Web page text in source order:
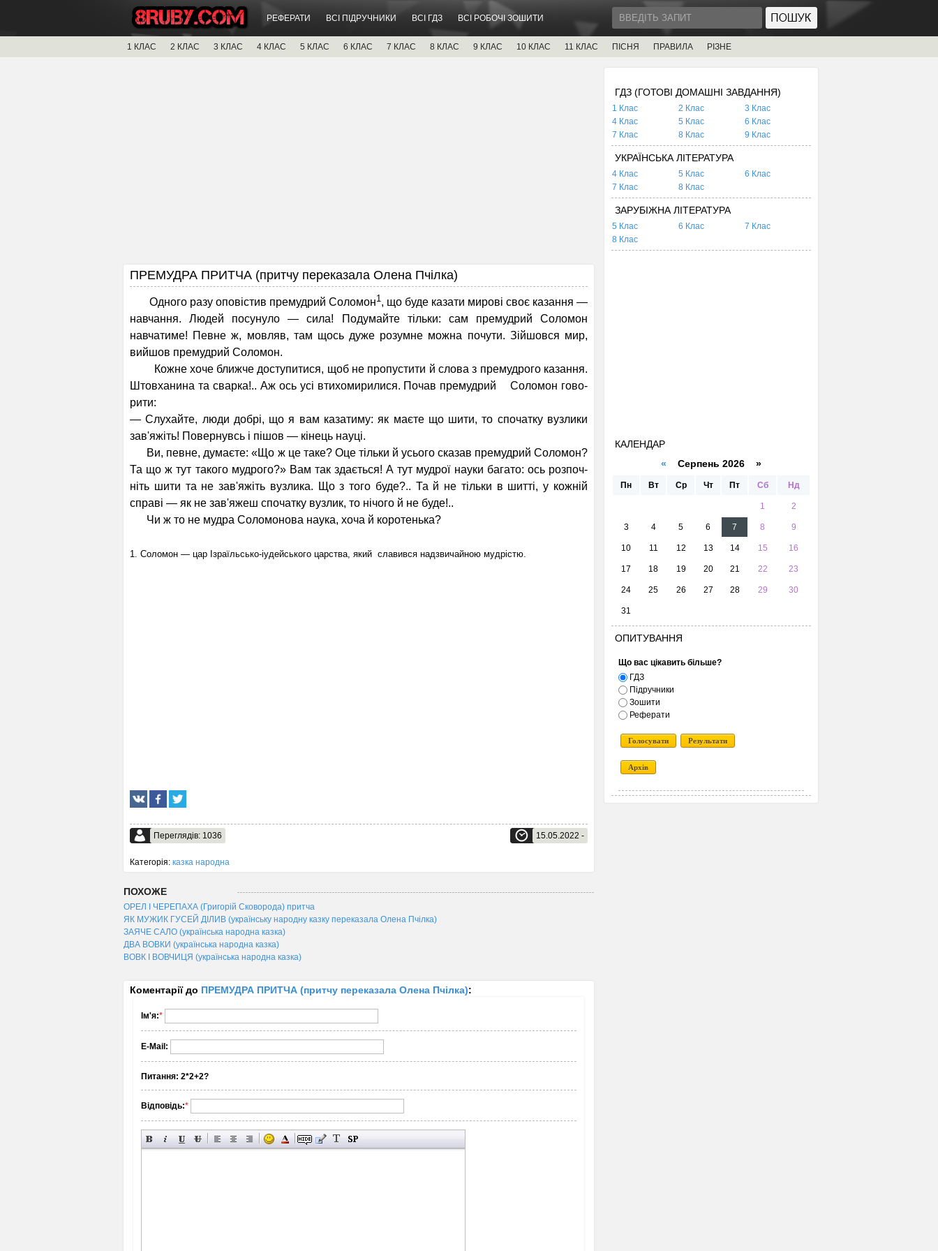
РЕФЕРАТИ ВСІ ПІДРУЧНИКИ ВСІ ГДЗ ВСІ РОБОЧІ ЗОШИТИ
1 КЛАС 2 КЛАС 3 КЛАС 4 КЛАС 5 КЛАС 6 КЛАС 7 КЛАС 8 КЛАС 9 КЛАС 10 КЛАС 11 КЛАС ПІСНЯ ПРАВИЛА РІЗНЕ
ПРЕМУДРА ПРИТЧА (притчу переказала Олена Пчілка)
Одного разу оповістив премудрий Соломон1, що буде казати мирові своє казання —
навчання. Людей посуну­ло — сила! Подумайте тільки: сам премудрий Соломон
навчатиме! Певне ж, мовляв, там щось дуже розумне можна почути. Зійшовся мир,
вийшов премудрий Соломон.
Кожне хоче ближче доступитися, щоб не пропустити й слова з премудрого казання.
Штовханина та сварка!.. Аж ось усі втихомирилися. Почав премудрий Соломон гово­
рити:
— Слухайте, люди добрі, що я вам казатиму: як маєте що шити, то спочатку вузлики
зав'яжіть! Повернувсь і пішов — кінець науці.
Ви, певне, думаєте: «Що ж це таке? Оце тільки й усього сказав премудрий Соломон?
Та що ж тут такого мудрого?» Вам так здається! А тут мудрої науки багато: ось розпоч­
ніть шити та не зав'яжіть вузлика. Що з того буде?.. Та й не тільки в шитті, у кожній
справі — як не зав'яжеш спочатку вузлик, то нічого й не буде!..
Чи ж то не мудра Соломонова наука, хоча й коротень­ка?
1. Соломон — цар Ізраїльсько-іудейського царства, який славився надзвичайною мудрістю.
Переглядів: 1036 15.05.2022 -
Категорія: казка народна
ПОХОЖЕ
ОРЕЛ І ЧЕРЕПАХА (Григорій Сковорода) притча
ЯК МУЖИК ГУСЕЙ ДІЛИВ (українську народну казку переказала Олена Пчілка)
ЗАЯЧЕ САЛО (українська народна казка)
ДВА ВОВКИ (українська народна казка)
ВОВК І ВОВЧИЦЯ (українська народна казка)
Коментарії до ПРЕМУДРА ПРИТЧА (притчу переказала Олена Пчілка):
Ім'я:*
E-Mail:
Питання: 2*2+2?
Відповідь:*
ГДЗ (ГОТОВІ ДОМАШНІ ЗАВДАННЯ)
1 Клас 2 Клас
3 Клас
4 Клас
5 Клас
6 Клас
7 Клас
8 Клас 9 Клас
УКРАЇНСЬКА ЛІТЕРАТУРА
4 Клас 5 Клас
6 Клас
7 Клас
8 Клас
ЗАРУБІЖНА ЛІТЕРАТУРА
5 Клас 6 Клас
7 Клас
8 Клас
КАЛЕНДАР
« Серпень 2026 »
Пн Вт Ср Чт Пт Сб Нд
1 2
3 4 5 6 7 8 9
10 11 12 13 14 15 16
17 18 19 20 21 22 23
24 25 26 27 28 29 30
31
ОПИТУВАННЯ
Що вас цікавить більше?
ГДЗ
Підручники
Зошити
Реферати
Голосувати Результати
Архів